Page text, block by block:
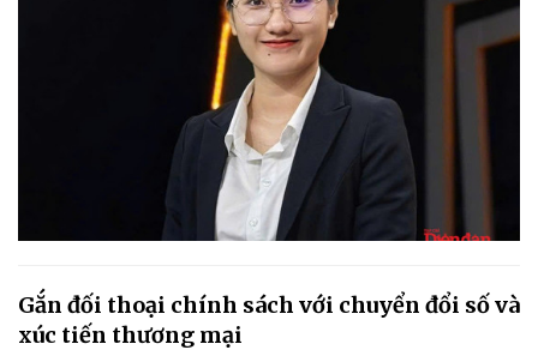
Gắn đối thoại chính sách với chuyển đổi số và
xúc tiến thương mại